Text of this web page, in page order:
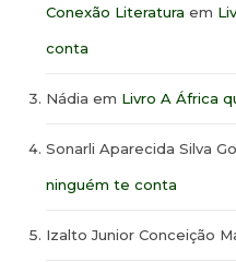
Conexão Literatura em
conta
Nádia em Livro A África
Sonarli Aparecida Silva
ninguém te conta
Izalto Junior Conceição